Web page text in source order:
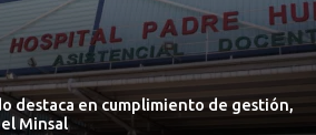
destaca en cumplimiento de gestión,
Minsal